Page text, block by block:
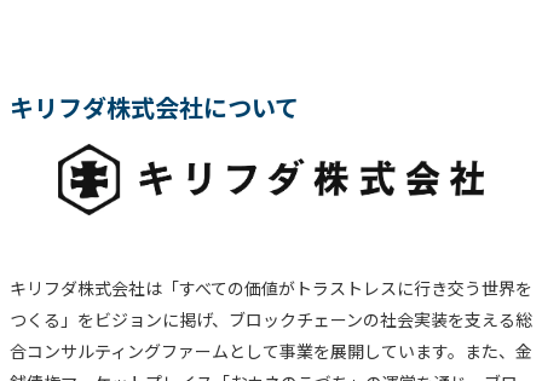
キリフダ株式会社について
キリフダ株式会社は「すべての価値がトラストレスに行き交う世界を
つくる」をビジョンに掲げ、ブロックチェーンの社会実装を支える総
合コンサルティングファームとして事業を展開しています。また、金